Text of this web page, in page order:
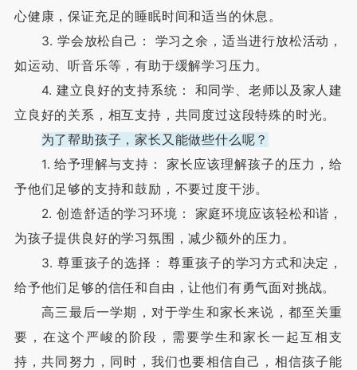
心健康，保证充足的睡眠时间和适当的休息。
3. 学会放松自己： 学习之余，适当进行放松活动，
如运动、听音乐等，有助于缓解学习压力。
4. 建立良好的支持系统： 和同学、老师以及家人建
立良好的关系，相互支持，共同度过这段特殊的时光。
为了帮助孩子，家长又能做些什么呢？
1. 给予理解与支持： 家长应该理解孩子的压力，给
予他们足够的支持和鼓励，不要过度干涉。
2. 创造舒适的学习环境： 家庭环境应该轻松和谐，
为孩子提供良好的学习氛围，减少额外的压力。
3. 尊重孩子的选择： 尊重孩子的学习方式和决定，
给予他们足够的信任和自由，让他们有勇气面对挑战。
高三最后一学期，对于学生和家长来说，都至关重
要，在这个严峻的阶段，需要学生和家长一起互相支
持，共同努力，同时，我们也要相信自己，相信孩子能